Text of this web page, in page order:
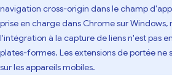
navigation cross-origin dans le champ
prise en charge dans Chrome sur Windows,
l'intégration à la capture de liens n'est pas
plates-formes. Les extensions de portée ne
sur les appareils mobiles.